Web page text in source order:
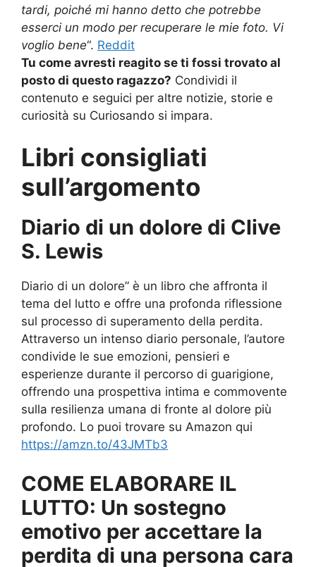
tardi, poiché mi hanno detto che potrebbe
esserci un modo per recuperare le mie foto. Vi
voglio bene“. Reddit
Tu come avresti reagito se ti fossi trovato al
posto di questo ragazzo? Condividi il
contenuto e seguici per altre notizie, storie e
curiosità su Curiosando si impara.
Libri consigliati
sull’argomento
Diario di un dolore di Clive
S. Lewis
Diario di un dolore” è un libro che affronta il
tema del lutto e offre una profonda riflessione
sul processo di superamento della perdita.
Attraverso un intenso diario personale, l’autore
condivide le sue emozioni, pensieri e
esperienze durante il percorso di guarigione,
offrendo una prospettiva intima e commovente
sulla resilienza umana di fronte al dolore più
profondo. Lo puoi trovare su Amazon qui
https://amzn.to/43JMTb3
COME ELABORARE IL
LUTTO: Un sostegno
emotivo per accettare la
perdita di una persona cara